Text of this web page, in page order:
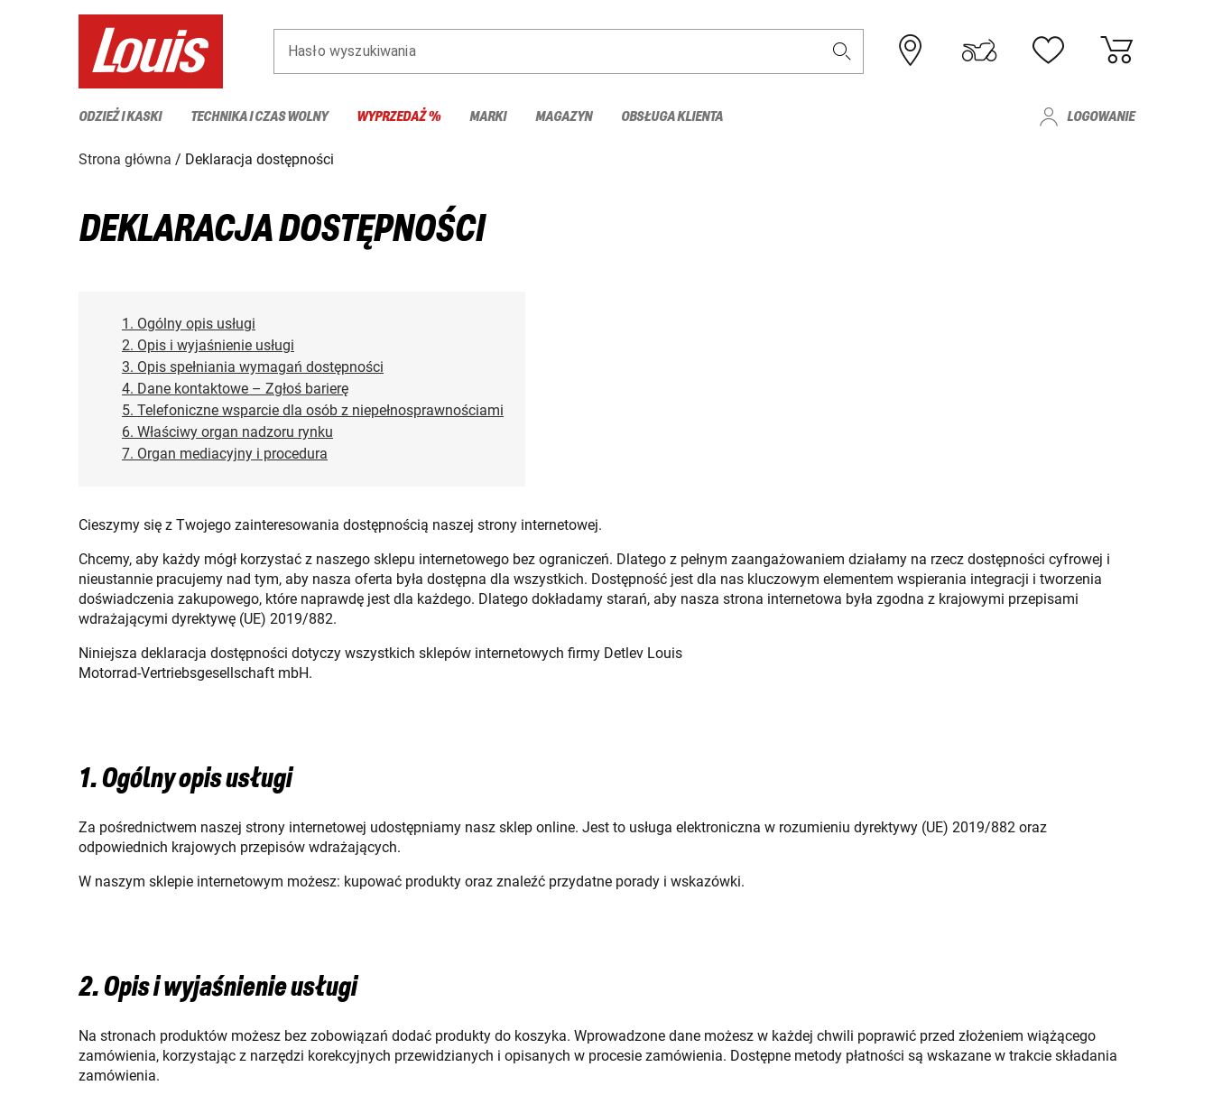
Hasło wyszukiwania
ODZIEŻ I KASKI TECHNIKA I CZAS WOLNY WYPRZEDAŻ % MARKI MAGAZYN OBSŁUGA KLIENTA LOGOWANIE
Strona główna Deklaracja dostępności
DEKLARACJA DOSTĘPNOŚCI
1. Ogólny opis usługi
2. Opis i wyjaśnienie usługi
3. Opis spełniania wymagań dostępności
4. Dane kontaktowe – Zgłoś barierę
5. Telefoniczne wsparcie dla osób z niepełnosprawnościami
6. Właściwy organ nadzoru rynku
7. Organ mediacyjny i procedura
Cieszymy się z Twojego zainteresowania dostępnością naszej strony internetowej.
Chcemy, aby każdy mógł korzystać z naszego sklepu internetowego bez ograniczeń. Dlatego z pełnym zaangażowaniem działamy na rzecz dostępności cyfrowej i
nieustannie pracujemy nad tym, aby nasza oferta była dostępna dla wszystkich. Dostępność jest dla nas kluczowym elementem wspierania integracji i tworzenia
doświadczenia zakupowego, które naprawdę jest dla każdego. Dlatego dokładamy starań, aby nasza strona internetowa była zgodna z krajowymi przepisami
wdrażającymi dyrektywę (UE) 2019/882.
Niniejsza deklaracja dostępności dotyczy wszystkich sklepów internetowych firmy Detlev Louis
Motorrad-Vertriebsgesellschaft mbH.
1. Ogólny opis usługi
Za pośrednictwem naszej strony internetowej udostępniamy nasz sklep online. Jest to usługa elektroniczna w rozumieniu dyrektywy (UE) 2019/882 oraz
odpowiednich krajowych przepisów wdrażających.
W naszym sklepie internetowym możesz: kupować produkty oraz znaleźć przydatne porady i wskazówki.
2. Opis i wyjaśnienie usługi
Na stronach produktów możesz bez zobowiązań dodać produkty do koszyka. Wprowadzone dane możesz w każdej chwili poprawić przed złożeniem wiążącego
zamówienia, korzystając z narzędzi korekcyjnych przewidzianych i opisanych w procesie zamówienia. Dostępne metody płatności są wskazane w trakcie składania
zamówienia.